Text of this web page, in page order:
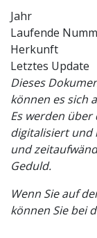
Jahr
Laufende
Herkunft
Letztes Update
Dieses
können es sich
Es werden
digitalisiert und
und
Geduld.
Wenn Sie auf
können Sie bei